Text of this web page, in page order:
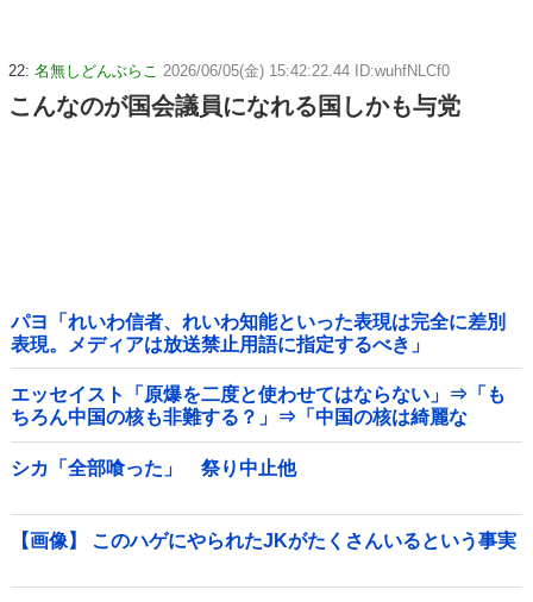
22: 名無しどんぶらこ 2026/06/05(金) 15:42:22.44 ID:wuhfNLCf0
こんなのが国会議員になれる国しかも与党
パヨ「れいわ信者、れいわ知能といった表現は完全に差別
表現。メディアは放送禁止用語に指定するべき」
エッセイスト「原爆を二度と使わせてはならない」⇒「も
ちろん中国の核も非難する？」⇒「中国の核は綺麗な
核！」
シカ「全部喰った」 祭り中止他
【画像】 このハゲにやられたJKがたくさんいるという事実